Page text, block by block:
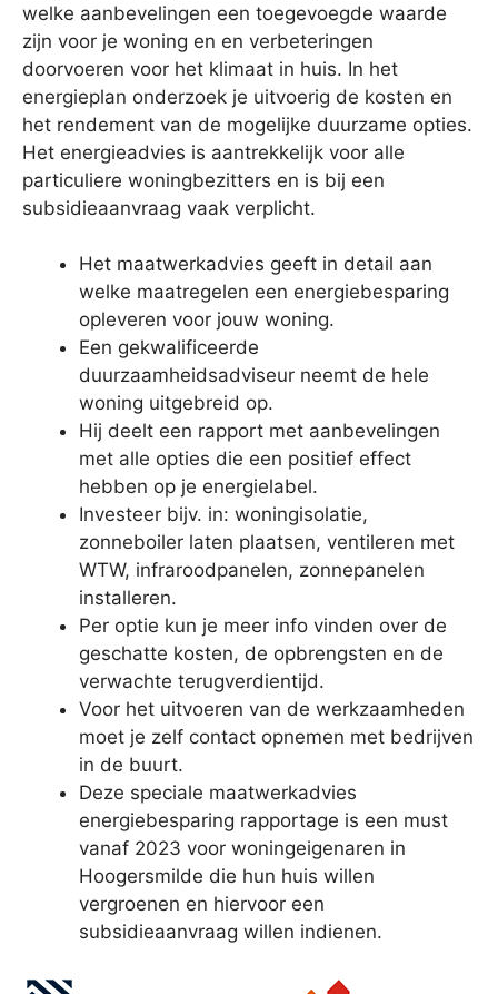
welke aanbevelingen een toegevoegde waarde
zijn voor je woning en en verbeteringen
doorvoeren voor het klimaat in huis. In het
energieplan onderzoek je uitvoerig de kosten en
het rendement van de mogelijke duurzame opties.
Het energieadvies is aantrekkelijk voor alle
particuliere woningbezitters en is bij een
subsidieaanvraag vaak verplicht.
Het maatwerkadvies geeft in detail aan
welke maatregelen een energiebesparing
opleveren voor jouw woning.
Een gekwalificeerde
duurzaamheidsadviseur neemt de hele
woning uitgebreid op.
Hij deelt een rapport met aanbevelingen
met alle opties die een positief effect
hebben op je energielabel.
Investeer bijv. in: woningisolatie,
zonneboiler laten plaatsen, ventileren met
WTW, infraroodpanelen, zonnepanelen
installeren.
Per optie kun je meer info vinden over de
geschatte kosten, de opbrengsten en de
verwachte terugverdientijd.
Voor het uitvoeren van de werkzaamheden
moet je zelf contact opnemen met bedrijven
in de buurt.
Deze speciale maatwerkadvies
energiebesparing rapportage is een must
vanaf 2023 voor woningeigenaren in
Hoogersmilde die hun huis willen
vergroenen en hiervoor een
subsidieaanvraag willen indienen.